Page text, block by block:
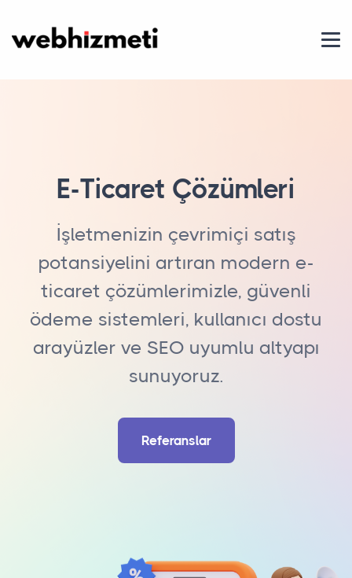
E-Ticaret Çözümleri
İşletmenizin çevrimiçi satış
potansiyelini artıran modern e-
ticaret çözümlerimizle, güvenli
ödeme sistemleri, kullanıcı dostu
arayüzler ve SEO uyumlu altyapı
sunuyoruz.
Referanslar